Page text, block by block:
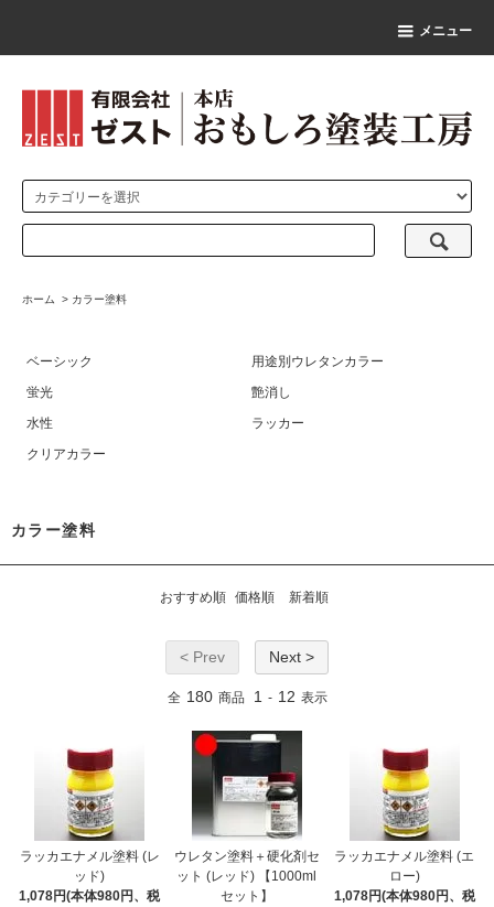
メニュー
ホーム > カラー塗料
ベーシック
用途別ウレタンカラー
蛍光
艶消し
水性
ラッカー
クリアカラー
カラー塗料
おすすめ順 価格順 新着順
< Prev Next >
全 180 商品 1 - 12 表示
ラッカエナメル塗料 (レ
ッド)
1,078円(本体980円、税
ウレタン塗料＋硬化剤セ
ット (レッド) 【1000ml
セット】
ラッカエナメル塗料 (エ
ロー)
1,078円(本体980円、税